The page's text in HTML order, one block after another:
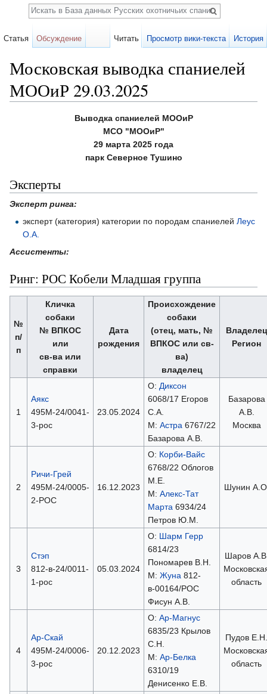
Московская выводка спаниелей
МООиР 29.03.2025
Выводка спаниелей МООиР
МСО "МООиР"
29 марта 2025 года
парк Северное Тушино
Эксперты
Эксперт ринга:
эксперт (категория) категории по породам спаниелейЛеус
О.А.
Ассистенты:
Ринг: РОС Кобели Младшая группа
№
п/
п
Кличка
собаки
№ ВПКОС
или
св-ва или
справки
Дата
рождения
Происхождение
собаки
(отец, мать, №
ВПКОС или св-
ва)
владелец
Владелец
Регион
1
Аякс
495М-24/0041-
3-рос
23.05.2024
О: Диксон
6068/17 Егоров
С.А.
М: Астра6767/22
Базарова А.В.
Базарова
А.В.
Москва
2
Ричи-Грей
495М-24/0005-
2-РОС
16.12.2023
О: Корби-Вайс
6768/22 Облогов
М.Е.
М: Алекс-Тат
Марта6934/24
Петров Ю.М.
Шунин
3
Стэп
812-в-24/0011-
1-рос
05.03.2024
О: Шарм Герр
6814/23
Пономарев В.Н.
М: Жуна812-
в-00164/РОС
Фисун А.В.
Шаров
область
4
Ар-Скай
495М-24/0006-
3-рос
20.12.2023
О: Ар-Магнус
6835/23 Крылов
С.Н.
М: Ар-Белка
6310/19
Денисенко Е.В.
Пудов Е.Н.
область
Статья Обсуждение Читать Просмотр вики-текста История
Поиск